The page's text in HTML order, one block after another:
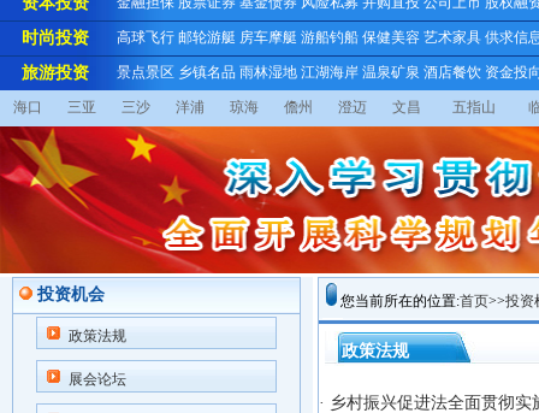
时尚投资 高球飞行 邮轮游艇 房车摩艇 游船钓船 保健美容 艺术家具 供求信
旅游投资 景点景区 乡镇名品 雨林湿地 江湖海岸 温泉矿泉 酒店餐饮 资金投
海口 三亚 三沙 洋浦 琼海 儋州 澄迈 文昌 五指山
投资机会
政策法规
展会论坛
您当前所在的位置:首页>>投资
政策法规
· 乡村振兴促进法全面贯彻实